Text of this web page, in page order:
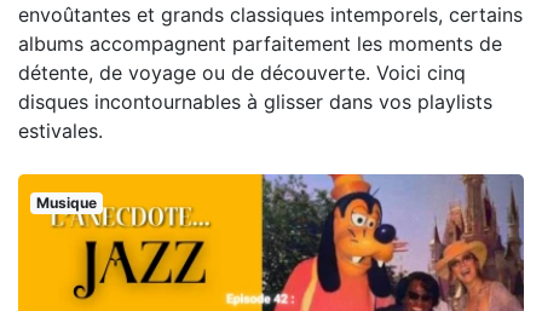
envoûtantes et grands classiques intemporels, certains
albums accompagnent parfaitement les moments de
détente, de voyage ou de découverte. Voici cinq
disques incontournables à glisser dans vos playlists
estivales.
Musique